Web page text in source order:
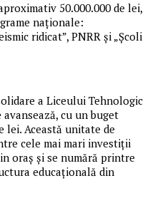
50.000.000 de lei,
naționale:
ridicat”, PNRR și „Școli
a Liceului Tehnologic
cu un buget
lei. Această unitate de
cele mai mari investiții
oraș și se numără printre
educațională din